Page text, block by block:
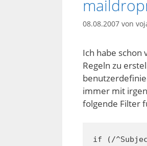
08.08.2007 von
Ich habe schon
Regeln zu
immer mit
folgende Filter
if (/